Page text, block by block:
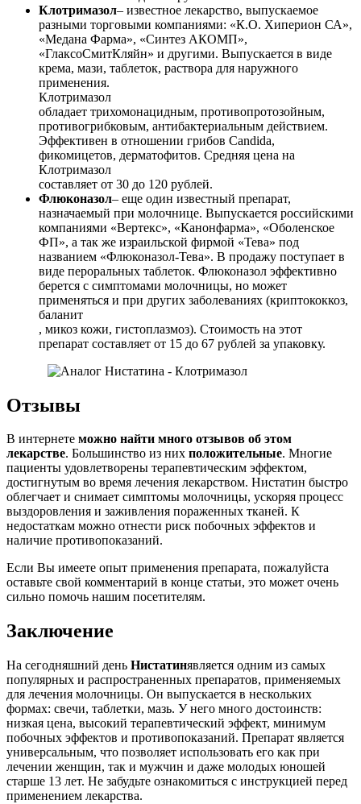
Клотримазол– известное лекарство, выпускаемое
разными торговыми компаниями: «К.О. Хиперион СА»,
«Медана Фарма», «Синтез АКОМП»,
«ГлаксоСмитКляйн» и другими. Выпускается в виде
крема, мази, таблеток, раствора для наружного
применения.
Клотримазол
обладает трихомонацидным, противопротозойным,
противогрибковым, антибактериальным действием.
Эффективен в отношении грибов Candida,
фикомицетов, дерматофитов. Средняя цена на
Клотримазол
составляет от 30 до 120 рублей.
Флюконазол– еще один известный препарат,
назначаемый при молочнице. Выпускается российскими
компаниями «Вертекс», «Канонфарма», «Оболенское
ФП», а так же израильской фирмой «Тева» под
названием «Флюконазол-Тева». В продажу поступает в
виде пероральных таблеток. Флюконазол эффективно
берется с симптомами молочницы, но может
применяться и при других заболеваниях (криптококкоз,
баланит
, микоз кожи, гистоплазмоз). Стоимость на этот
препарат составляет от 15 до 67 рублей за упаковку.
Отзывы
В интернете можно найти много отзывов об этом
лекарстве. Большинство из них положительные. Многие
пациенты удовлетворены терапевтическим эффектом,
достигнутым во время лечения лекарством. Нистатин быстро
облегчает и снимает симптомы молочницы, ускоряя процесс
выздоровления и заживления пораженных тканей. К
недостаткам можно отнести риск побочных эффектов и
наличие противопоказаний.
Если Вы имеете опыт применения препарата, пожалуйста
оставьте свой комментарий в конце статьи, это может очень
сильно помочь нашим посетителям.
Заключение
На сегодняшний день Нистатинявляется одним из самых
популярных и распространенных препаратов, применяемых
для лечения молочницы. Он выпускается в нескольких
формах: свечи, таблетки, мазь. У него много достоинств:
низкая цена, высокий терапевтический эффект, минимум
побочных эффектов и противопоказаний. Препарат является
универсальным, что позволяет использовать его как при
лечении женщин, так и мужчин и даже молодых юношей
старше 13 лет. Не забудьте ознакомиться с инструкцией перед
применением лекарства.